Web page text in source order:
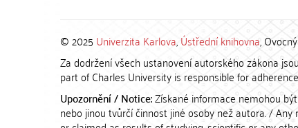
© 2025 Univerzita Karlova,Ústřední knihovna,
Za dodržení všech ustanovení autorského zákona
part of Charles University is responsible for
Upozornění / Notice:Získané informace nemohou
nebo jinou tvůrčí činnost jiné osoby než autora. /